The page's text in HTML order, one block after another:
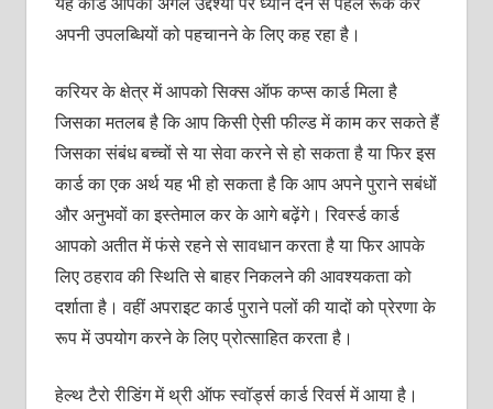
अपनी उपलब्धियों को पहचानने के लिए कह रहा है।
करियर के क्षेत्र में आपको सिक्‍स ऑफ कप्‍स कार्ड मिला है
जिसका मतलब है कि आप किसी ऐसी फील्‍ड में काम कर सकते हैं
जिसका संबंध बच्‍चों से या सेवा करने से हो सकता है या फिर इस
कार्ड का एक अर्थ यह भी हो सकता है कि आप अपने पुराने सबंधों
और अनुभवों का इस्‍तेमाल कर के आगे बढ़ेंगे। रिवर्स्‍ड कार्ड
आपको अतीत में फंसे रहने से सावधान करता है या फिर आपके
लिए ठहराव की स्थिति से बाहर निकलने की आवश्‍यकता को
दर्शाता है। वहीं अपराइट कार्ड पुराने पलों की यादों को प्रेरणा के
रूप में उपयोग करने के लिए प्रोत्‍साहित करता है।
हेल्‍थ टैरो रीडिंग में थ्री ऑफ स्‍वॉर्ड्स कार्ड रिवर्स में आया है।